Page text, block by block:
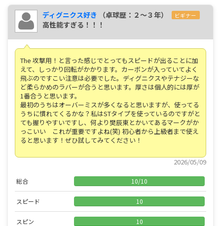
ディグニクス好き （卓球歴：２～３年） ビギナー
高性能すぎる！！！
The 攻撃用！と言った感じでとってもスピードが出ることに加
えて、しっかり回転がかかります。カーボンが入っていてよく
飛ぶのですこい注意は必要でした。ディグニクスやテナジーな
ど柔らかめのラバーが合うと思います。厚さは個人的には厚が
1番合うと思います。
最初のうちはオーバーミスが多くなると思いますが、使ってる
うちに慣れてくるかな？私はSTタイプを使っているのですがと
ても握りやすいですし、何より樊辰東とかいてあるマークがか
っこいい これが重要ですよね(笑) 初心者から上級者まで使え
ると思います！ぜひ試してみてください！
2026/05/09
総合 10/10
スピード 10
スピン 10